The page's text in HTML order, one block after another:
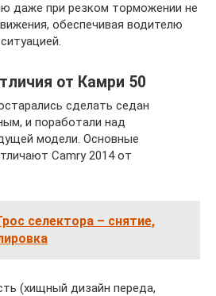
даже при резком торможении не
обеспечивая водителю
от Камри 50
сделать седан
и поработали над
модели. Основные
Camry 2014 от
селектора – снятие,
(хищный дизайн переда,